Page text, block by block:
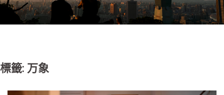
標籤: 万象